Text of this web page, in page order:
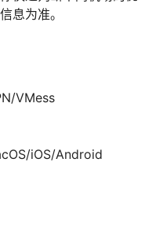
息为准。
VMess
iOS/Android